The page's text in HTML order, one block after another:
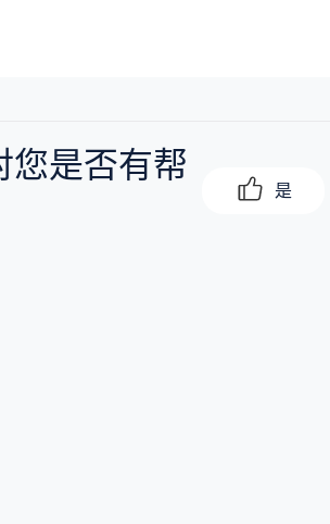
您是否有帮
是